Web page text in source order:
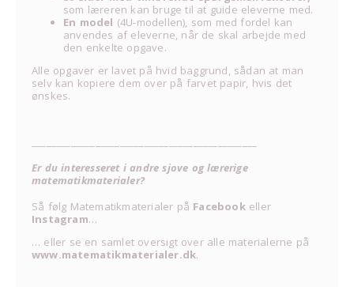
som læreren kan bruge til at guide eleverne med.
En model (4U-modellen), som med fordel kan
anvendes af eleverne, når de skal arbejde med
den enkelte opgave.
Alle opgaver er lavet på hvid baggrund, sådan at man
selv kan kopiere dem over på farvet papir, hvis det
ønskes.
Er du interesseret i andre sjove og lærerige
matematikmaterialer?
Så følg Matematikmaterialer på Facebookeller
Instagram…
… eller se en samlet oversigt over alle materialerne på
www.matematikmaterialer.dk.